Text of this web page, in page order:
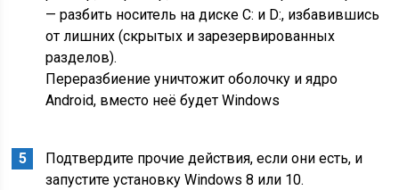
— разбить носитель на диске C: и D:, избавившись
от лишних (скрытых и зарезервированных
разделов).
Переразбиение уничтожит оболочку и ядро
Android, вместо неё будет Windows
Подтвердите прочие действия, если они есть, и
запустите установку Windows 8 или 10.